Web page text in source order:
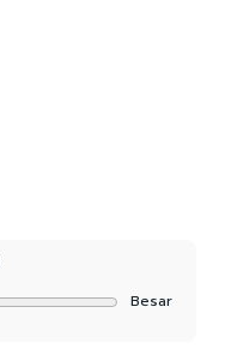
Besar